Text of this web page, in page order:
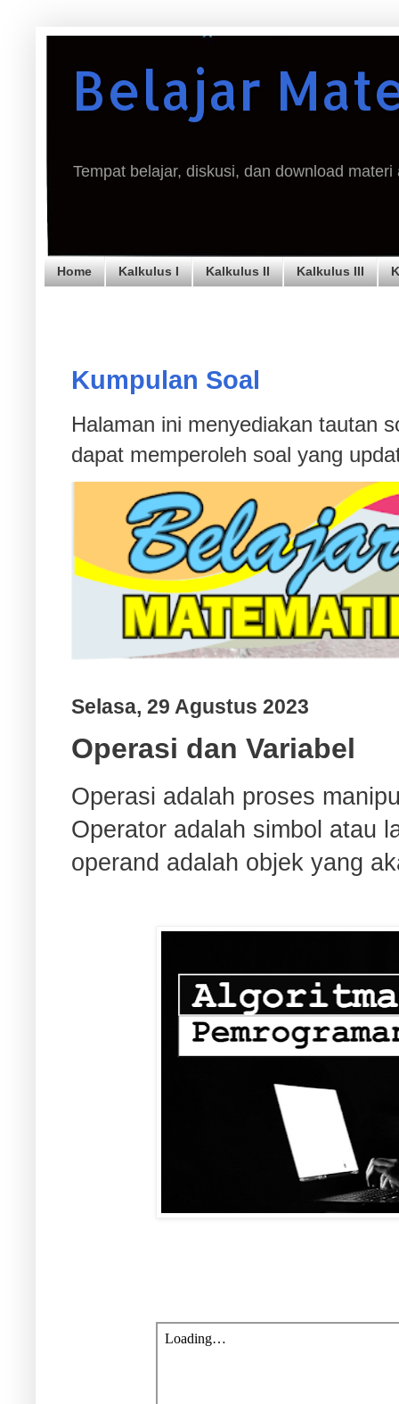
Belajar
Tempat belajar, diskusi, dan download
Home Kalkulus I Kalkulus II Kalkulus III
Kumpulan Soal
Halaman ini menyediakan tautan
dapat memperoleh soal yang
Selasa, 29 Agustus 2023
Operasi dan Variabel
Operasi adalah proses
Operator adalah simbol atau
operand adalah objek yang